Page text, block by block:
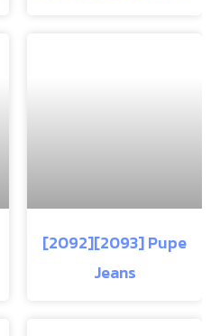
[2092][2093] Pupe
Jeans